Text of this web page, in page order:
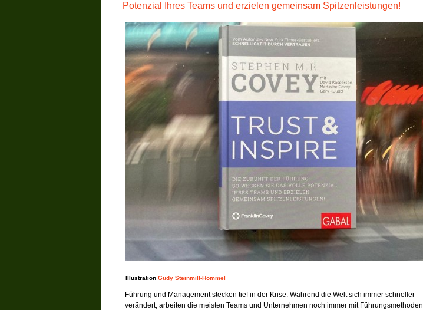
Potenzial Ihres Teams und erzielen gemeinsam Spitzenleistungen!
Illustration Gudy Steinmill-Hommel
Führung und Management stecken tief in der Krise. Während die Welt sich immer schneller
verändert, arbeiten die meisten Teams und Unternehmen noch immer mit Führungsmethoden